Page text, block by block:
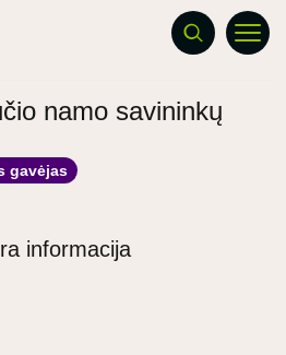
namo savininkų
gavėjas
informacija